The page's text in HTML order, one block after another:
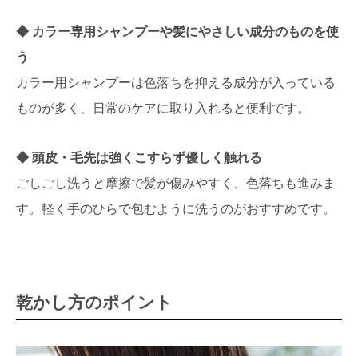
カラー専用シャンプーや髪にやさしい成分のものを使
う
カラー用シャンプーは色落ちを抑える成分が入っている
ものが多く、日常のケアに取り入れると便利です。
頭皮・毛先は強くこすらず優しく触れる
ごしごし洗うと摩擦で髪が傷みやすく、色落ちも進みま
す。軽く手のひらで包むように洗うのがおすすめです。
乾かし方のポイント